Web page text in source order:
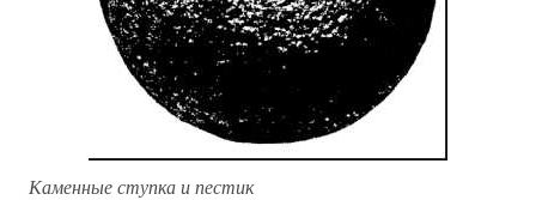
Каменные ступка и пестик